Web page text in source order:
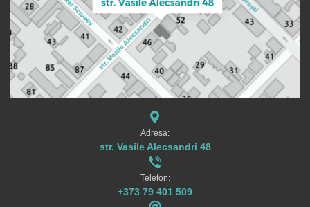
Adresa:
str. Vasile Alecsandri 48
Telefon:
+373 79 401 509